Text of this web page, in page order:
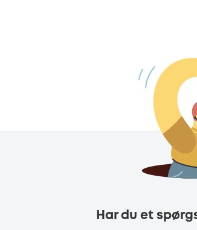
Har du et